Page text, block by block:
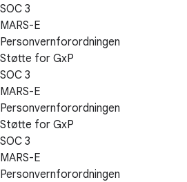
SOC 3
MARS-E
Personvernforordningen
Støtte for GxP
SOC 3
MARS-E
Personvernforordningen
Støtte for GxP
SOC 3
MARS-E
Personvernforordningen